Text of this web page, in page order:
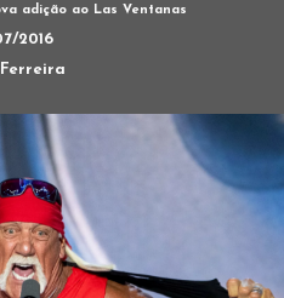
adição ao Las Ventanas
2016